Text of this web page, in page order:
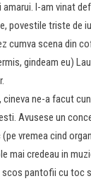
amarui. I-am vinat
povestile triste de
cumva scena din
gindeam eu)
cineva ne-a facut
Avusese un
(pe vremea cind
mai credeau in
scos pantofii cu toc